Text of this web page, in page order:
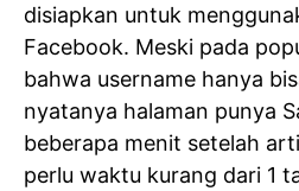
disiapkan untuk
Facebook. Meski pada
bahwa username hanya
nyatanya halaman punya
beberapa menit setelah
perlu waktu kurang dari 1